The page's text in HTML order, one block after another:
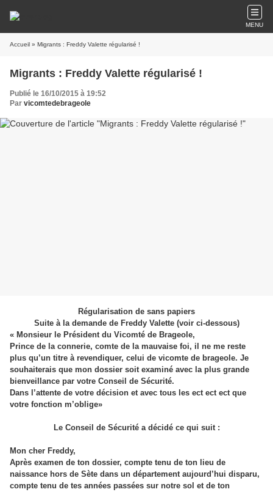
MENU
Accueil » Migrants : Freddy Valette régularisé !
Migrants : Freddy Valette régularisé !
Publié le 16/10/2015 à 19:52
Par vicomtedebrageole
Régularisation de sans papiers
Suite à la demande de Freddy Valette (voir ci-dessous)
« Monsieur le Président du Vicomté de Brageole,
Prince de la connerie, comte de la mauvaise foi, il ne me reste
plus qu’un titre à revendiquer, celui de vicomte de brageole. Je
souhaiterais que mon dossier soit examiné avec la plus grande
bienveillance par votre Conseil de Sécurité.
Dans l’attente de votre décision et avec tous les ect ect ect que
votre fonction m’oblige»
Le Conseil de Sécurité a décidé ce qui suit :
Mon cher Freddy,
Après examen de ton dossier, compte tenu de ton lieu de
naissance hors de Sète dans un département aujourd’hui disparu,
compte tenu de tes années passées sur notre sol et de ton